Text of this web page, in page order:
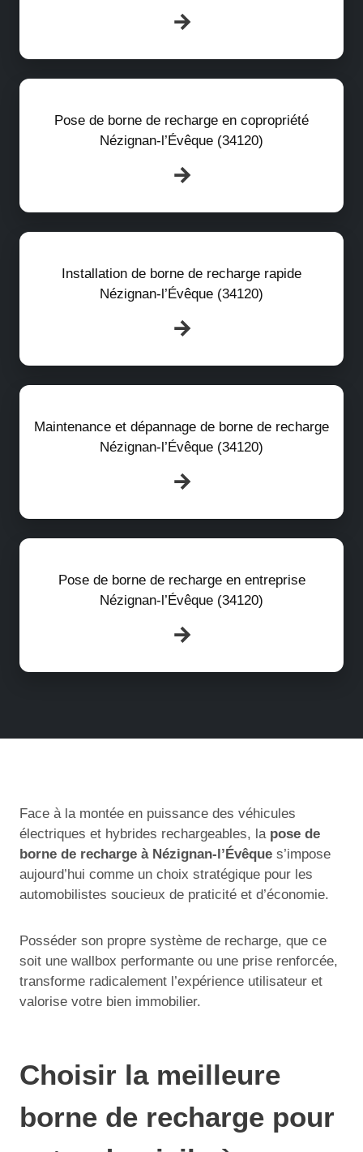
Pose de borne de recharge en copropriété
Nézignan-l’Évêque (34120)
Installation de borne de recharge rapide
Nézignan-l’Évêque (34120)
Maintenance et dépannage de borne de recharge
Nézignan-l’Évêque (34120)
Pose de borne de recharge en entreprise
Nézignan-l’Évêque (34120)
Face à la montée en puissance des véhicules
électriques et hybrides rechargeables, la pose de
borne de recharge à Nézignan-l’Évêque s’impose
aujourd’hui comme un choix stratégique pour les
automobilistes soucieux de praticité et d’économie.
Posséder son propre système de recharge, que ce
soit une wallbox performante ou une prise renforcée,
transforme radicalement l’expérience utilisateur et
valorise votre bien immobilier.
Choisir la meilleure
borne de recharge pour